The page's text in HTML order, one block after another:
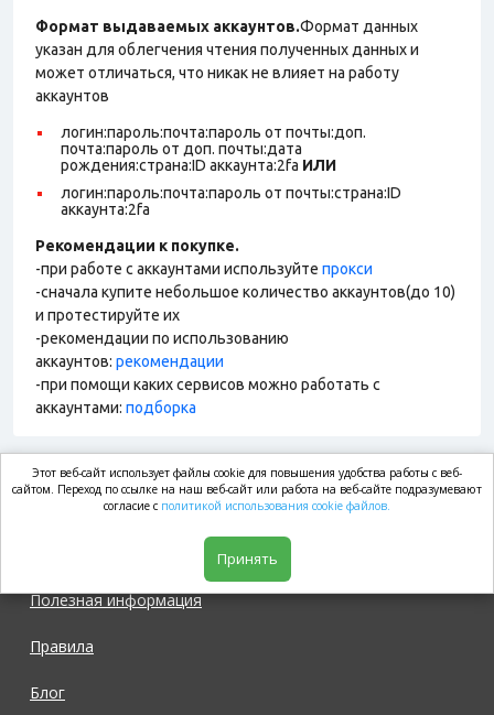
Формат выдаваемых аккаунтов.Формат данных
указан для облегчения чтения полученных данных и
может отличаться, что никак не влияет на работу
аккаунтов
логин:пароль:почта:пароль от почты:доп.
почта:пароль от доп. почты:дата
рождения:страна:ID аккаунта:2fa ИЛИ
логин:пароль:почта:пароль от почты:страна:ID
аккаунта:2fa
Рекомендации к покупке.
-при работе с аккаунтами используйте прокси
-сначала купите небольшое количество аккаунтов(до 10)
и протестируйте их
-рекомендации по использованию
аккаунтов: рекомендации
-при помощи каких сервисов можно работать с
аккаунтами: подборка
market.com
Полезная информация
Правила
Блог
Этот веб-сайт использует файлы cookie для повышения удобства работы с веб-
сайтом. Переход по ссылке на наш веб-сайт или работа на веб-сайте подразумевают
согласие с политикой использования cookie файлов.
Принять